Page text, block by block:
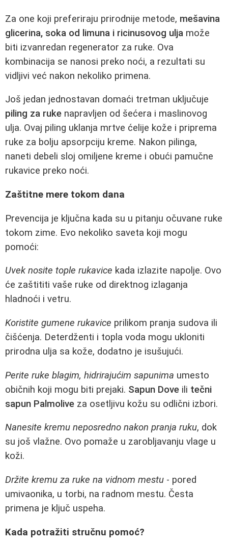
Za one koji preferiraju prirodnije metode, mešavina
glicerina, soka od limuna i ricinusovog ulja može
biti izvanredan regenerator za ruke. Ova
kombinacija se nanosi preko noći, a rezultati su
vidljivi već nakon nekoliko primena.
Još jedan jednostavan domaći tretman uključuje
piling za ruke napravljen od šećera i maslinovog
ulja. Ovaj piling uklanja mrtve ćelije kože i priprema
ruke za bolju apsorpciju kreme. Nakon pilinga,
naneti debeli sloj omiljene kreme i obući pamučne
rukavice preko noći.
Zaštitne mere tokom dana
Prevencija je ključna kada su u pitanju očuvane ruke
tokom zime. Evo nekoliko saveta koji mogu
pomoći:
Uvek nosite tople rukavice kada izlazite napolje. Ovo
će zaštititi vaše ruke od direktnog izlaganja
hladnoći i vetru.
Koristite gumene rukavice prilikom pranja sudova ili
čišćenja. Deterdženti i topla voda mogu ukloniti
prirodna ulja sa kože, dodatno je isušujući.
Perite ruke blagim, hidrirajućim sapunima umesto
običnih koji mogu biti prejaki. Sapun Dove ili tečni
sapun Palmolive za osetljivu kožu su odlični izbori.
Nanesite kremu neposredno nakon pranja ruku, dok
su još vlažne. Ovo pomaže u zarobljavanju vlage u
koži.
Držite kremu za ruke na vidnom mestu - pored
umivaonika, u torbi, na radnom mestu. Česta
primena je ključ uspeha.
Kada potražiti stručnu pomoć?